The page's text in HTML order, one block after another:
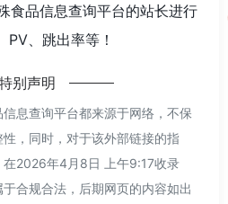
食品信息查询平台的站长进行
PV、跳出率等！
别声明
息查询平台都来源于网络，不保
，同时，对于该外部链接的指
在2026年4月8日 上午9:17收录
合规合法，后期网页的内容如出